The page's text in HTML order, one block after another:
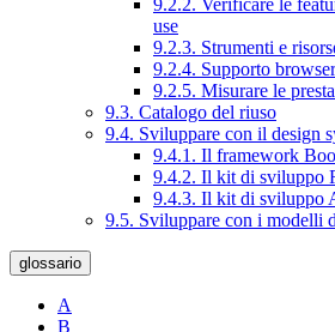
9.2.2. Verificare le
use
9.2.3. Strumenti e
9.2.4. Supporto browser
9.2.5. Misurare le
9.3. Catalogo del riuso
9.4. Sviluppare con il design
9.4.1. Il framework
9.4.2. Il kit di sviluppo
9.4.3. Il kit di sviluppo
9.5. Sviluppare con i modelli
glossario
A
B